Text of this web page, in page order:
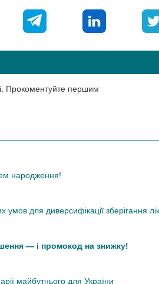
Прокоментуйте першим
народження!
умов для диверсифікації зберігання
— і промокод на знижку!
майбутнього для України